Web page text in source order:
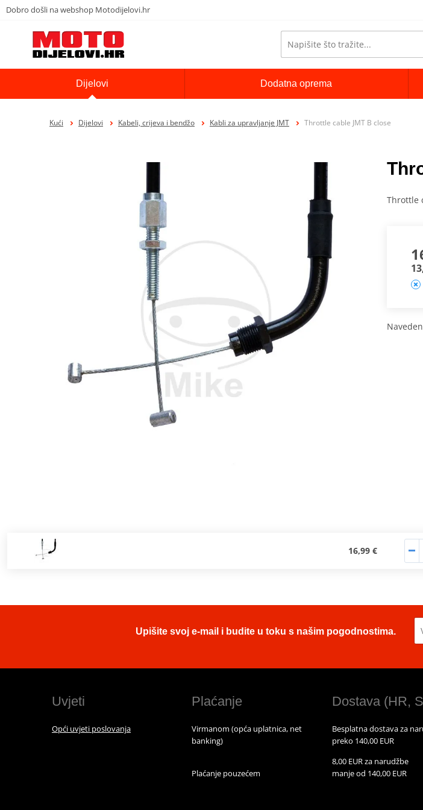
Dobro došli na webshop Motodijelovi.hr
Dijelovi Dodatna oprema
Kući Dijelovi Kabeli, crijeva i bendžo Kabli za upravljanje JMT Throttle cable JMT B close
Throttle
16,99 €
Upišite svoj e-mail i budite u toku s našim pogodnostima.
Uvjeti
Opći uvjeti poslovanja
Plaćanje
Virmanom (opća uplatnica, net
banking)
Plaćanje pouzećem
Dostava (HR,
Besplatna dostava za
preko 140,00 EUR
8,00 EUR za narudžbe
manje od 140,00 EUR